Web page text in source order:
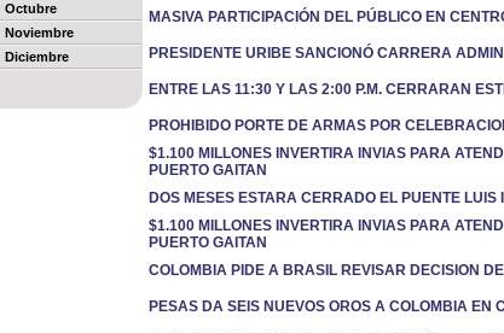
Octubre
Noviembre
Diciembre
MASIVA PARTICIPACIÓN DEL PÚBLICO EN
PRESIDENTE URIBE SANCIONÓ CARRERA
ENTRE LAS 11:30 Y LAS 2:00 P.M. CERRARAN
PROHIBIDO PORTE DE ARMAS POR
$1.100 MILLONES INVERTIRA INVIAS PARA
PUERTO GAITAN
DOS MESES ESTARA CERRADO EL PUENTE
$1.100 MILLONES INVERTIRA INVIAS PARA
PUERTO GAITAN
COLOMBIA PIDE A BRASIL REVISAR DECISION
PESAS DA SEIS NUEVOS OROS A COLOMBIA EN